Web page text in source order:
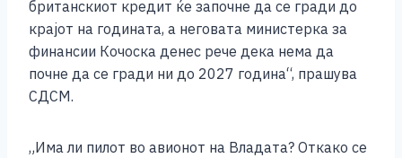
b
o
o
n
g
er
A
p
p
Li
n
k
британскиот кредит ќе започне да се гради до
крајот на годината, а неговата министерка за
финансии Кочоска денес рече дека нема да
почне да се гради ни до 2027 година“, прашува
СДСМ.
„Има ли пилот во авионот на Владата? Откако се